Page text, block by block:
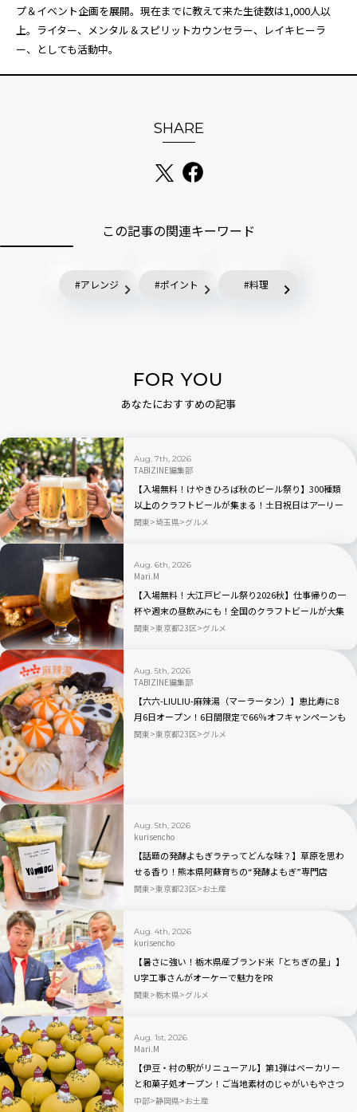
プ＆イベント企画を展開。現在までに教えて来た生徒数は1,000人以
上。ライター、メンタル＆スピリットカウンセラー、レイキヒーラ
ー、としても活動中。
SHARE
この記事の関連キーワード
アレンジ ポイント 料理
FOR YOU
あなたにおすすめの記事
Aug. 7th, 2026
TABIZINE編集部
【入場無料！けやきひろば秋のビール祭り】300種類
以上のクラフトビールが集まる！土日祝日はアーリー
オープンも｜さいたま新都心
関東 埼玉県 グルメ
Aug. 6th, 2026
Mari.M
【入場無料！大江戸ビール祭り2026秋】仕事帰りの一
杯や週末の昼飲みにも！全国のクラフトビールが大集
合｜品川
関東 東京都23区 グルメ
Aug. 5th, 2026
TABIZINE編集部
【六六-LIULIU-麻辣湯（マーラータン）】恵比寿に8
月6日オープン！6日間限定で66％オフキャンペーンも
関東 東京都23区 グルメ
Aug. 5th, 2026
kurisencho
【話題の発酵よもぎラテってどんな味？】草原を思わ
せる香り！熊本県阿蘇育ちの“発酵よもぎ”専門店
「BETWEEN by THE YOMOGI STAND」渋谷にオープ
関東 東京都23区 お土産
Aug. 4th, 2026
kurisencho
【暑さに強い！栃木県産ブランド米「とちぎの星」】
U字工事さんがオーケーで魅力をPR
関東 栃木県 グルメ
Aug. 1st, 2026
Mari.M
【伊豆・村の駅がリニューアル】第1弾はベーカリー
と和菓子処オープン！ご当地素材のじゃがいもやさつ
まいもを使ったパン・スイーツが新登場
中部 静岡県 お土産